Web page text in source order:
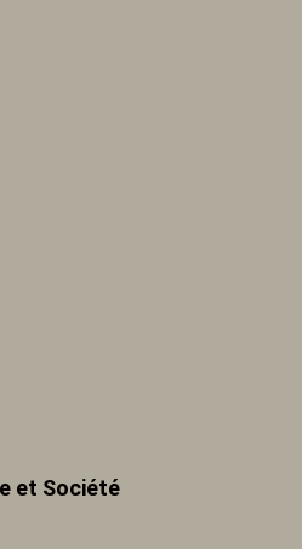
et Société